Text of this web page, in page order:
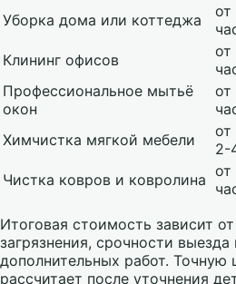
Уборка дома или коттеджа
от
Клининг офисов
от
Профессиональное мытьё
окон
от
Химчистка мягкой мебели
от
2-
Чистка ковров и ковролина от
Итоговая стоимость зависит
загрязнения, срочности выезда
дополнительных работ. Точную
рассчитает после уточнения